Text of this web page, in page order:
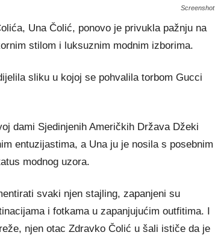
Screenshot
Una Čolić, ponovo je privukla pažnju na
stilom i luksuznim modnim izborima.
sliku u kojoj se pohvalila torbom Gucci
dami Sjedinjenih Američkih Država Džeki
entuzijastima, a Una ju je nosila s posebnim
modnog uzora.
svaki njen stajling, zapanjeni su
i fotkama u zapanjujućim outfitima. I
njen otac Zdravko Čolić u šali ističe da je